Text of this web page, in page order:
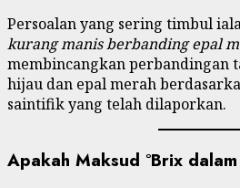
Persoalan yang sering timbul
kurang manis berbanding epal
membincangkan perbandingan
hijau dan epal merah
saintifik yang telah dilaporkan.
Apakah Maksud °Brix